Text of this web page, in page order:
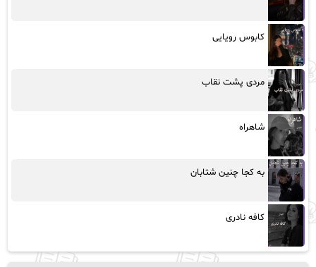
کابوس رویایی
مردی پشت نقاب
شاهراه
به کجا چنین شتابان
کافه نادری